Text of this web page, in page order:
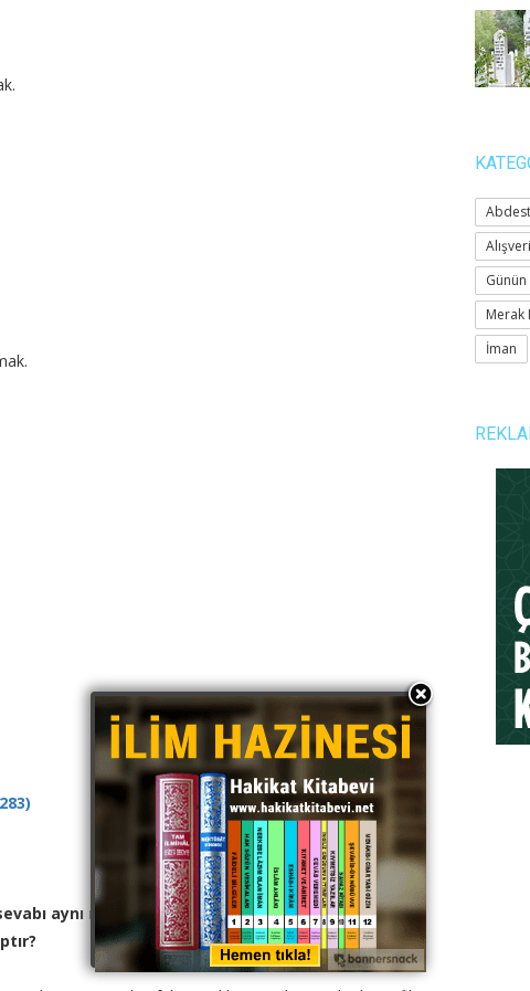
aynı mıdır? Nafile hacca gitmek mi, İslâma
Merak
İman